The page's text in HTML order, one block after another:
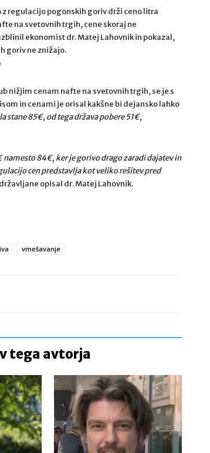
regulacijo pogonskih goriv drži ceno litra
na svetovnih trgih, cene skoraj ne
ekonomist dr. Matej Lahovnik in pokazal,
goriv ne znižajo.
nižjim cenam nafte na svetovnih trgih, se je s
in cenami je orisal kakšne bi dejansko lahko
stane 85€, od tega država pobere 51€,
namesto 84€, ker je gorivo drago zaradi dajatev in
cen predstavlja kot veliko rešitev pred
opisal dr. Matej Lahovnik.
vmešavanje
tega avtorja